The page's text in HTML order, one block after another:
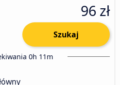
96 zł
Szukaj
0h 11m